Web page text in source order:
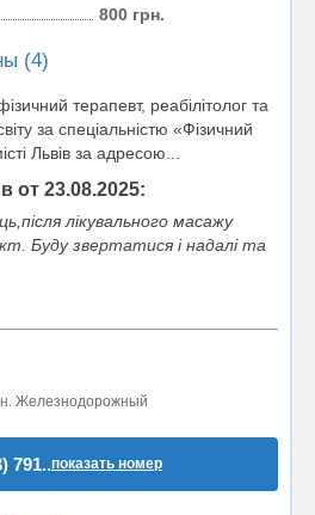
800 грн.
(4)
терапевт, реабілітолог та
за спеціальністю «Фізичний
Львів за адресою...
от 23.08.2025:
лікувального масажу
Буду звертатися і надалі та
н. Железнодорожный
791..показать номер